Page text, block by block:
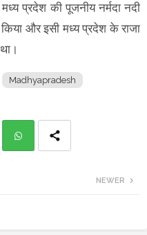
प्रदेश की पूजनीय नर्मदा नदी
और इसी मध्य प्रदेश के राजा
Madhyapradesh
NEWER